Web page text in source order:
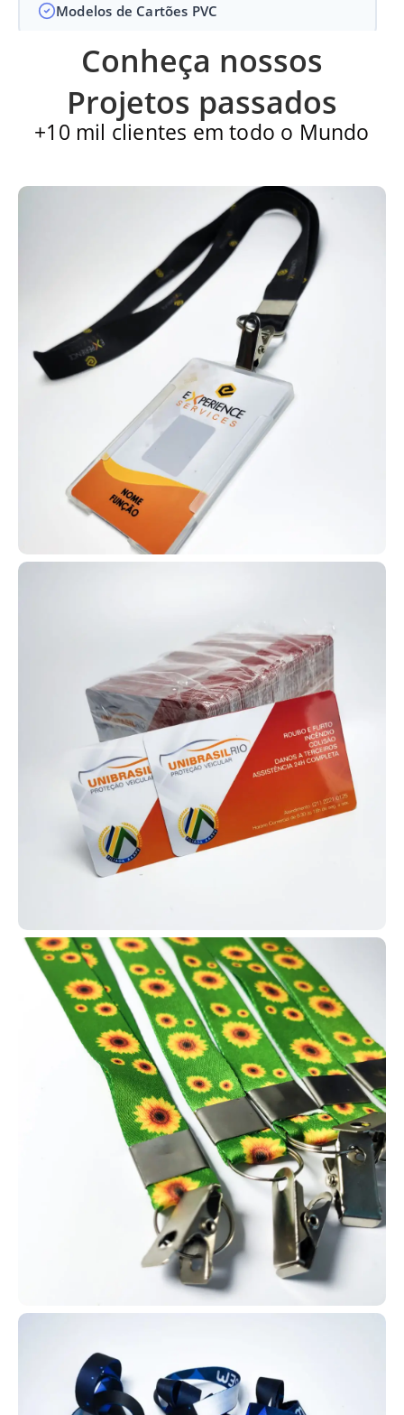
Modelos de Cartões PVC
Carteirinha de Igreja
Cartão PVC
Qualidade diferenciada em impressão de alto padrão
Sem pedido mínimo - solicite a quantidade que
Design gratuito a partir de 10 unidades
Peça sua amostra física!
Refabricação Garantida em caso de erro. (**)
Empresa de Cartões PVC em Cruz das Almas |
Entrega Expressa | Ligue Jácom varios tipos!
Carteirinha personalizada para membros de
AlternativaCard produz carteirinhas
para membros com a inclusão de
diversos dados como nome, foto,
endereço, filiação e outros
informações que você precisar incluir no seu pedido.
Contamos com diversos modelos de carteirinhas para que você
possa escolher o que melhor se encaixa na realidade da sua
igreja, com total liberdade de personalização e adaptação.
Com isso, você pode aumentar a fidelização da membresia e usar
as carteirinhas em várias atividades, como missões em hospitais,
casas de apoio, ações sociais e trabalhos missionários no
Os cartões em PVC personalizados podem ser aplicados em
diferentes situações, como clubes de benefícios, associações e
planos de saúde, além de controle de acesso e fidelização de
clientes. Muitas empresas utilizam esses cartões como
ferramenta de descontos e premiações internas.
Na AlternativaCard, os cartões em PVC personalizados podem ser
produzidos com RFID ou NFC (125 MHz ou 13,56 kHz), além de
suportarem QR Codes, códigos de barras e tarjas magnéticas, ou
até modelos simples. Dessa forma, é possível criar inúmeras
automações e soluções personalizadas.
Com tantas opções de uso e tecnologia, os cartões em PVC
podem gerar diversas automações. Entre em contato com a
AlternativaCard e faça seu pedido!
Carteirinha de estudante para escolas
muitas escolas e universidades
adotam carteirinhas escolares no
formato de cartão PVC, também
Conheça nossos
Projetos passados
+10 mil clientes em todo o Mundo